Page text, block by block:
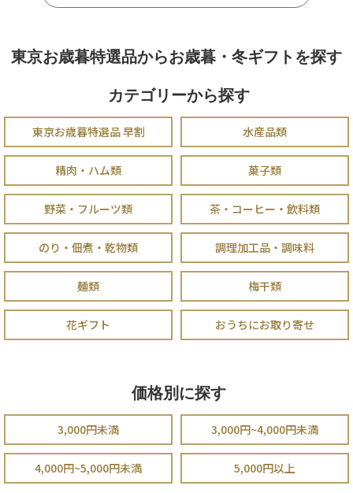
東京お歳暮特選品からお歳暮・冬ギフトを探す
カテゴリーから探す
東京お歳暮特選品 早割 水産品類
精肉・ハム類 菓子類
野菜・フルーツ類 茶・コーヒー・飲料類
のり・佃煮・乾物類 調理加工品・調味料
麺類 梅干類
花ギフト おうちにお取り寄せ
価格別に探す
3,000円未満 3,000円~4,000円未満
4,000円~5,000円未満 5,000円以上